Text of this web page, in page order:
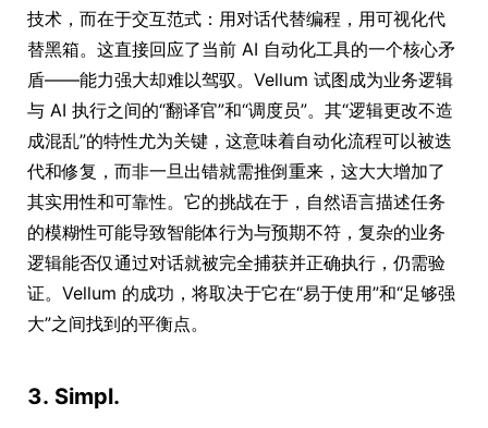
技术，而在于交互范式：用对话代替编程，用可视化代
替黑箱。这直接回应了当前 AI 自动化工具的一个核心矛
盾——能力强大却难以驾驭。Vellum 试图成为业务逻辑
与 AI 执行之间的“翻译官”和“调度员”。其“逻辑更改不造
成混乱”的特性尤为关键，这意味着自动化流程可以被迭
代和修复，而非一旦出错就需推倒重来，这大大增加了
其实用性和可靠性。它的挑战在于，自然语言描述任务
的模糊性可能导致智能体行为与预期不符，复杂的业务
逻辑能否仅通过对话就被完全捕获并正确执行，仍需验
证。Vellum 的成功，将取决于它在“易于使用”和“足够强
大”之间找到的平衡点。
3. Simpl.